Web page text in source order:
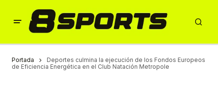
Portada
Deportes culmina la ejecución de los Fondos Europeos
de Eficiencia Energética en el Club Natación Metropole